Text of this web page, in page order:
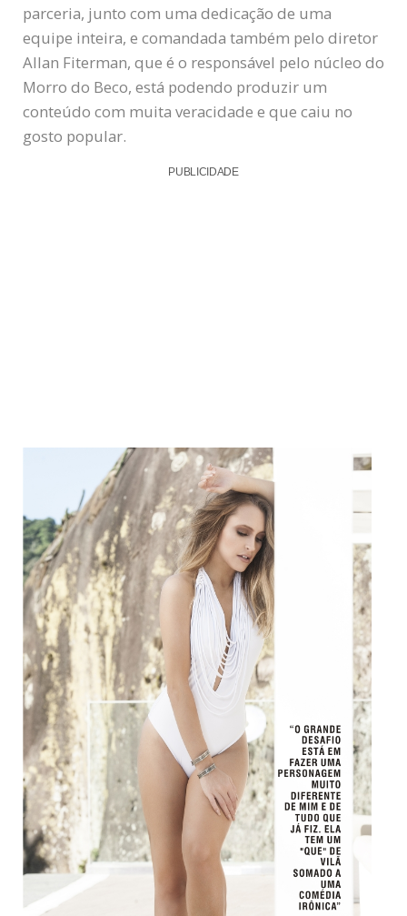
parceria, junto com uma dedicação de uma
equipe inteira, e comandada também pelo diretor
Allan Fiterman, que é o responsável pelo núcleo do
Morro do Beco, está podendo produzir um
conteúdo com muita veracidade e que caiu no
gosto popular.
PUBLICIDADE